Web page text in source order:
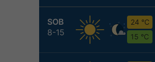
SOB
8-15
24 °C
15 °C